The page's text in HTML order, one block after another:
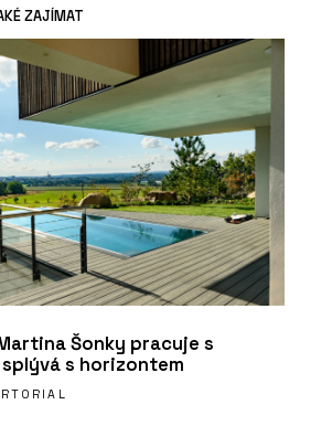
ZAJÍMAT
Šonky pracuje s
s horizontem